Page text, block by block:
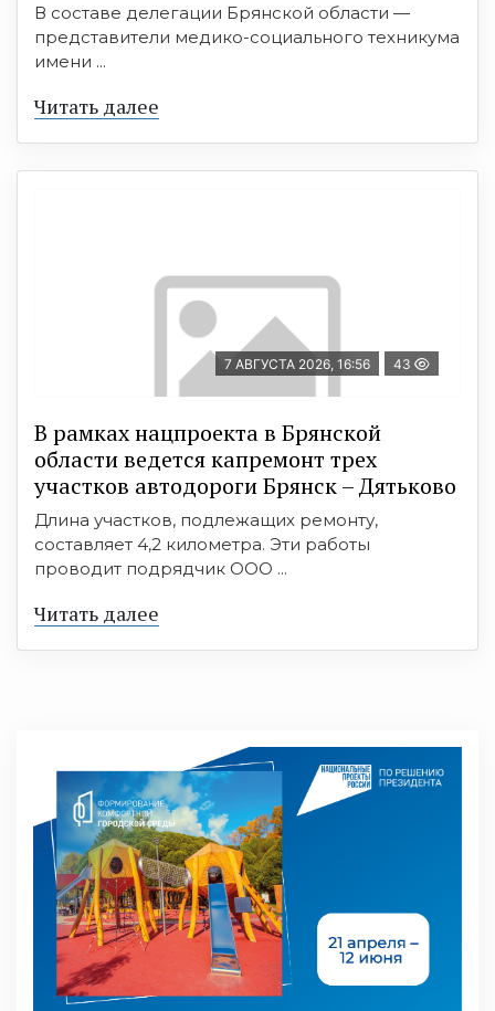
В составе делегации Брянской области —
представители медико-социального техникума
имени ...
Читать далее
7 АВГУСТА 2026, 16:56 43
В рамках нацпроекта в Брянской
области ведется капремонт трех
участков автодороги Брянск – Дятьково
Длина участков, подлежащих ремонту,
составляет 4,2 километра. Эти работы
проводит подрядчик ООО ...
Читать далее